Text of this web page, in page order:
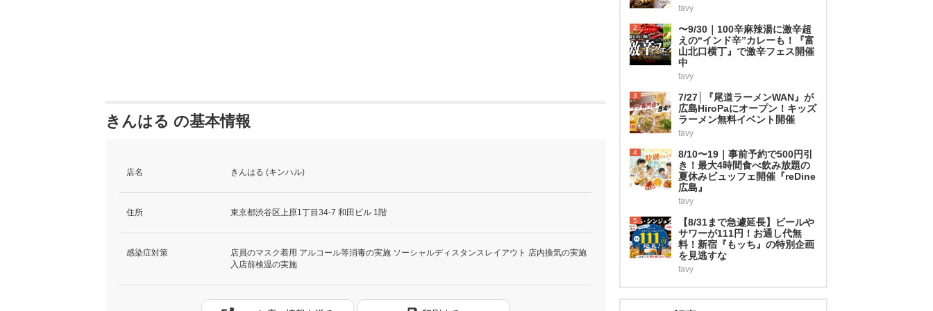
きんはる の基本情報
店名 きんはる (キンハル)
住所 東京都渋谷区上原1丁目34-7 和田ビル 1階
感染症対策
店員のマスク着用 アルコール等消毒の実施 ソーシャルディスタンスレイアウト 店内換気の実施
入店前検温の実施
favy
2
〜9/30｜100辛麻辣湯に激辛超
えの“インド辛”カレーも！『富
山北口横丁』で激辛フェス開催
中
favy
3
7/27│『尾道ラーメンWAN』が
広島HiroPaにオープン！キッズ
ラーメン無料イベント開催
favy
4
8/10〜19｜事前予約で500円引
き！最大4時間食べ飲み放題の
夏休みビュッフェ開催『reDine
広島』
favy
5
【8/31まで急遽延長】ビールや
サワーが111円！お通し代無
料！新宿『もッち』の特別企画
を見逃すな
favy